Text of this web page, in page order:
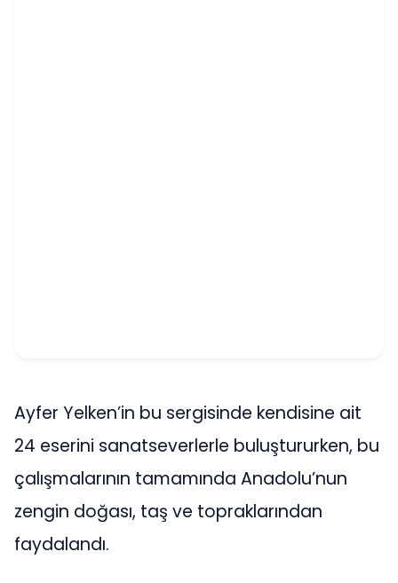
Ayfer Yelken’in bu sergisinde kendisine ait
24 eserini sanatseverlerle buluştururken, bu
çalışmalarının tamamında Anadolu’nun
zengin doğası, taş ve topraklarından
faydalandı.